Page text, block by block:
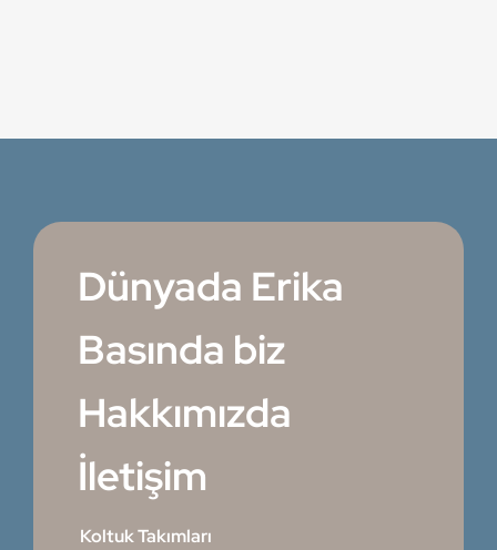
Dünyada Erika
Basında biz
Hakkımızda
İletişim
Koltuk Takımları